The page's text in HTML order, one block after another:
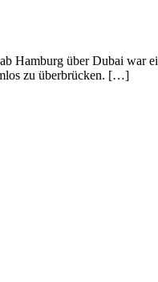
Hamburg über Dubai war
zu überbrücken. […]